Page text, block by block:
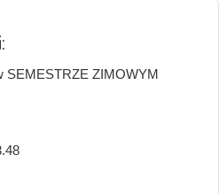
SEMESTRZE ZIMOWYM